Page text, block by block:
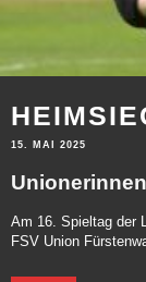
15. MAI 2025
Am 16. Spieltag der
FSV Union